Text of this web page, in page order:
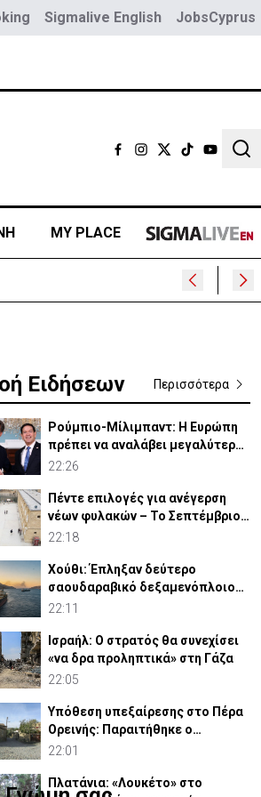
Sigmalive English JobsCyprus
MY PLACE
Ειδήσεων Περισσότερα
Ρούμπιο-Μίλιμπαντ: Η Ευρώπη
πρέπει να αναλάβει μεγαλύτερο
ρόλο στην άμυνά της
22:26
Πέντε επιλογές για ανέγερση
νέων φυλακών – Το Σεπτέμβριο
το «Master Plan»
22:18
Χούθι: Έπληξαν δεύτερο
σαουδαραβικό δεξαμενόπλοιο
στον Κόλπο του Άντεν
22:11
Ισραήλ: Ο στρατός θα συνεχίσει
«να δρα προληπτικά» στη Γάζα
22:05
Υπόθεση υπεξαίρεσης στο Πέρα
Ορεινής: Παραιτήθηκε ο
κοινοτάρχης (ΒΙΝΤΕΟ)
22:01
Πλατάνια: «Λουκέτο» στο